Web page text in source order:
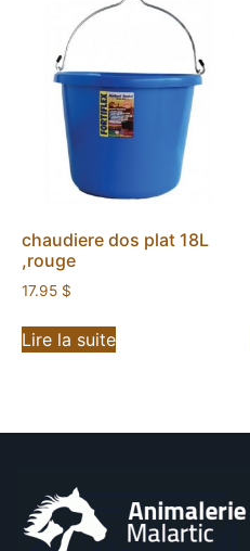
chaudiere dos plat 18L
,rouge
17.95 $
Lire la suite